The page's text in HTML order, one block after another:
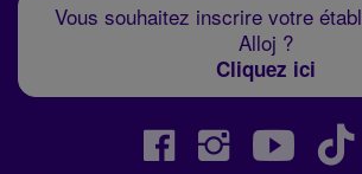
Vous souhaitez inscrire votre
Alloj ?
Cliquez ici